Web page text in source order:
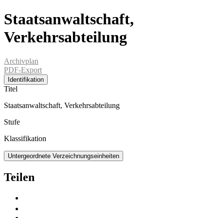
Staatsanwaltschaft,
Verkehrsabteilung
Archivplan
PDF-Export
Identifikation
Titel
Staatsanwaltschaft, Verkehrsabteilung
Stufe
Klassifikation
Untergeordnete Verzeichnungseinheiten
Teilen